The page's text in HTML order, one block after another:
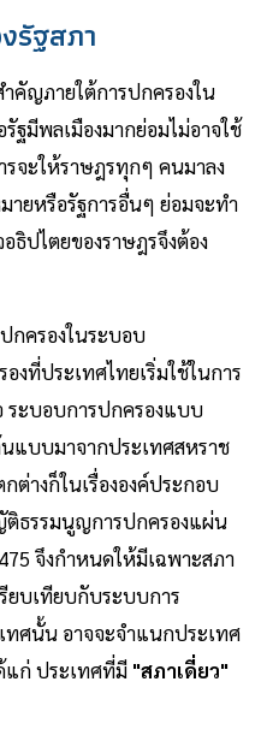
รัฐสภา
คัญภายใต้การปกครองใน
ฐมีพลเมืองมากย่อมไม่อาจใช้
รจะให้ราษฎรทุกๆ คนมาลง
ยหรือรัฐการอื่นๆ ย่อมจะทำ
ธิปไตยของราษฎรจึงต้อง
กครองในระบอบ
งที่ประเทศไทยเริ่มใช้ในการ
ระบอบการปกครองแบบ
แบบมาจากประเทศสหราช
ต่างก็ในเรื่ององค์ประกอบ
ติธรรมนูญการปกครองแผ่น
จึงกำหนดให้มีเฉพาะสภา
ยบเทียบกับระบบการ
ทศนั้น อาจจะจำแนกประเทศ
แก่ ประเทศที่มี "สภาเดี่ยว"